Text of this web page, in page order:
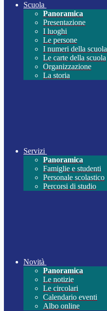
Scuola
Panoramica
Presentazione
I luoghi
Le persone
I numeri della scuola
Le carte della scuola
Organizzazione
La storia
Servizi
Panoramica
Famiglie e studenti
Personale scolastico
Percorsi di studio
Novità
Panoramica
Le notizie
Le circolari
Calendario eventi
Albo online